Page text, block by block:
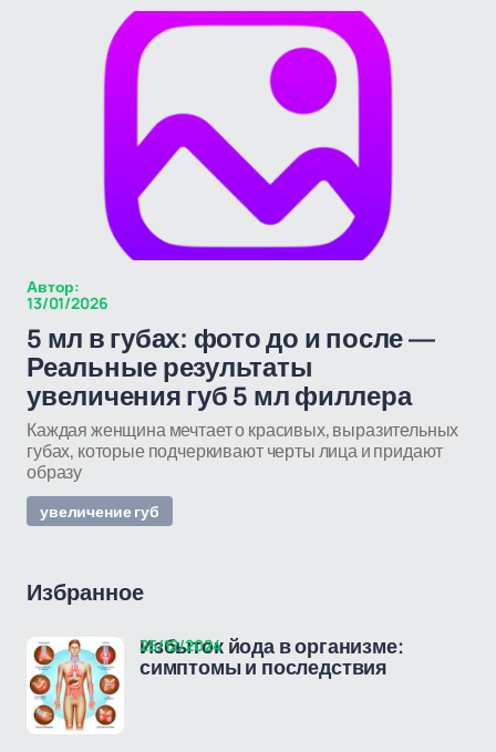
Автор:
13/01/2026
5 мл в губах: фото до и после —
Реальные результаты
увеличения губ 5 мл филлера
Каждая женщина мечтает о красивых, выразительных
губах, которые подчеркивают черты лица и придают
образу
увеличение губ
Избранное
Избыток йода в организме:
симптомы и последствия
25/12/2024